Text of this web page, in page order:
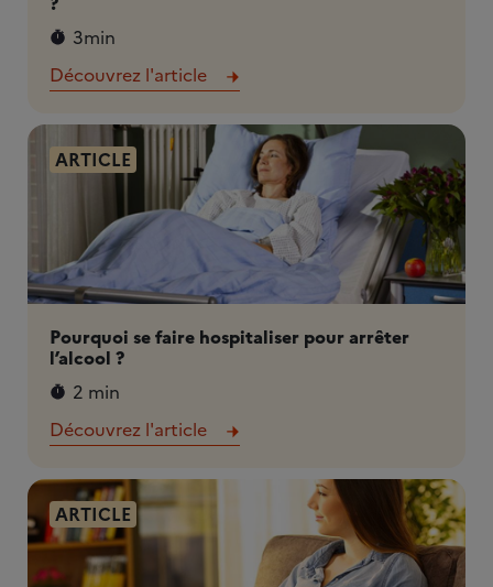
3min
Découvrez l'article
ARTICLE
Pourquoi se faire hospitaliser pour arrêter
l’alcool ?
2 min
Découvrez l'article
ARTICLE